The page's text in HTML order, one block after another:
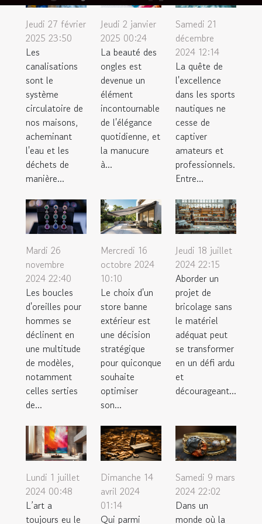
inoubliables
Jeudi 27 février
2025 23:50
Les
canalisations
sont le
système
circulatoire de
nos maisons,
acheminant
l'eau et les
déchets de
manière...
Jeudi 2 janvier
2025 00:24
La beauté des
ongles est
devenue un
élément
incontournable
de l'élégance
quotidienne, et
la manucure
à...
Samedi 21
décembre
2024 12:14
La quête de
l'excellence
dans les sports
nautiques ne
cesse de
captiver
amateurs et
professionnels.
Entre...
Mardi 26
novembre
2024 22:40
Les boucles
d'oreilles pour
hommes se
déclinent en
une multitude
de modèles,
notamment
celles serties
de...
Mercredi 16
octobre 2024
10:10
Le choix d'un
store banne
extérieur est
une décision
stratégique
pour quiconque
souhaite
optimiser
son...
Jeudi 18 juillet
2024 22:15
Aborder un
projet de
bricolage sans
le matériel
adéquat peut
se transformer
en un défi ardu
et
décourageant...
Lundi 1 juillet
2024 00:48
L’art a
toujours eu le
Dimanche 14
avril 2024
01:14
Qui parmi
savoir ?
Samedi 9 mars
2024 22:02
Dans un
monde où la
voyageurs
rencontres
Fils